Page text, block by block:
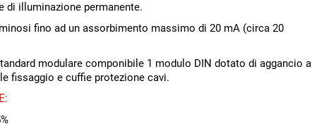
di illuminazione permanente.
fino ad un assorbimento massimo di 20 mA (circa 20
modulare componibile 1 modulo DIN dotato di aggancio a
fissaggio e cuffie protezione cavi.